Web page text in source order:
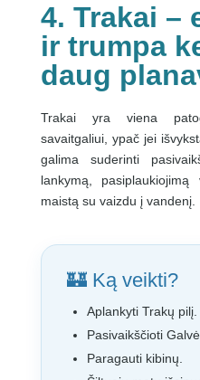
4. Trakai –
ir trumpa
daug
Trakai yra viena
savaitgaliui, ypač jei
galima suderinti
lankymą,
maistą su vaizdu į vandenį.
🏰 Ką veikti?
Aplankyti Trakų pilį.
Pasivaikščioti
Paragauti kibinų.